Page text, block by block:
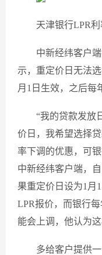
天津银行LPR
中新经纬客户
示，重定价日无法
月1日生效，之后每
“我的贷款发放
价日，我希望选择
率下调的优惠，可
中新经纬客户端，
果重定价日设为1月
LPR报价，而银行
能会上调，他认为这
多给客户提供一